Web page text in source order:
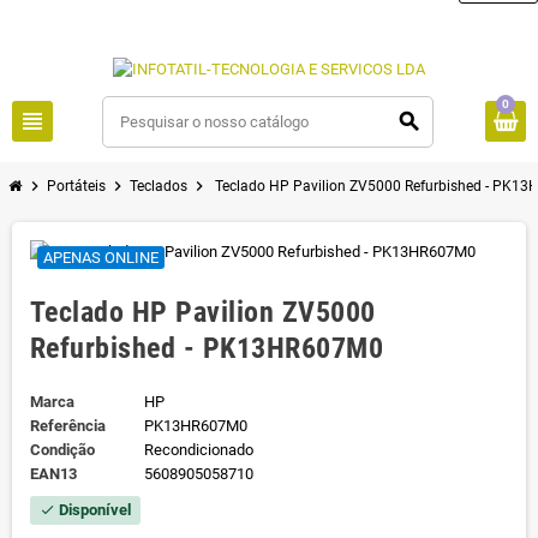
view_headline search
0
chevron_right Portáteis chevron_right Teclados chevron_right Teclado HP Pavilion ZV5000 Refurbished -
APENAS ONLINE
Teclado HP Pavilion ZV5000
Refurbished - PK13HR607M0
Marca
HP
Referência
PK13HR607M0
Condição
Recondicionado
EAN13
5608905058710
check Disponível